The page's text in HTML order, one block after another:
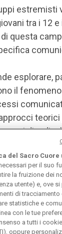
estremisti
tra i 12
questa
esplorare,
il
di
del Sacro Cuore
per il suo
la fruizione dei
utente) e, ove
di
statistiche e
con le tue
a tutti i cookie
oppure